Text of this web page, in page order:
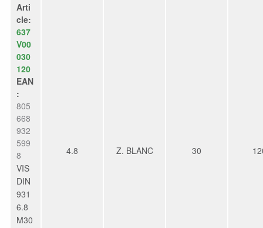
Arti
cle:
637
V00
030
120
EAN
:
805
668
932
599
8
VIS
DIN
931
6.8
M30
4.8 Z. BLANC 30